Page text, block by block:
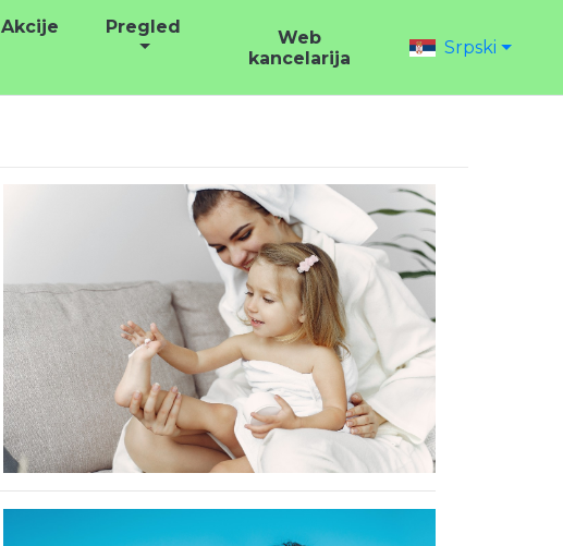
Akcije Pregled
Web
kancelarija
Srpski